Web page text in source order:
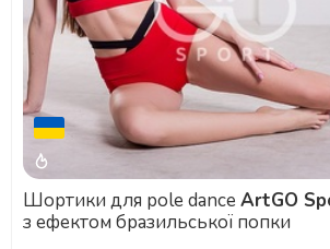
Шортики для pole dance ArtGO
з ефектом бразильської попки